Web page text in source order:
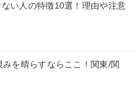
い人の特徴10選！理由や注意
を晴らすならここ！関東/関